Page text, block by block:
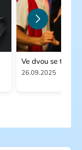
Ve dvou se to
26.09.2025